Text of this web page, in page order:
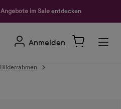
Angebote im Sale entdecken
Anmelden
Bilderrahmen